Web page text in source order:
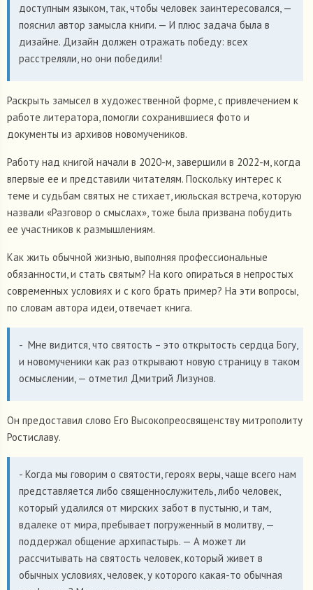
доступным языком, так, чтобы человек заинтересовался, —
пояснил автор замысла книги. — И плюс задача была в
дизайне. Дизайн должен отражать победу: всех
расстреляли, но они победили!
Раскрыть замысел в художественной форме, с привлечением к
работе литератора, помогли сохранившиеся фото и
документы из архивов новомучеников.
Работу над книгой начали в 2020-м, завершили в 2022-м, когда
впервые ее и представили читателям. Поскольку интерес к
теме и судьбам святых не стихает, июльская встреча, которую
назвали «Разговор о смыслах», тоже была призвана побудить
ее участников к размышлениям.
Как жить обычной жизнью, выполняя профессиональные
обязанности, и стать святым? На кого опираться в непростых
современных условиях и с кого брать пример? На эти вопросы,
по словам автора идеи, отвечает книга.
- Мне видится, что святость – это открытость сердца Богу,
и новомученики как раз открывают новую страницу в таком
осмыслении, — отметил Дмитрий Лизунов.
Он предоставил слово Его Высокопреосвященству митрополиту
Ростиславу.
- Когда мы говорим о святости, героях веры, чаще всего нам
представляется либо священнослужитель, либо человек,
который удалился от мирских забот в пустыню, и там,
вдалеке от мира, пребывает погруженный в молитву, —
поддержал общение архипастырь. — А может ли
рассчитывать на святость человек, который живет в
обычных условиях, человек, у которого какая-то обычная